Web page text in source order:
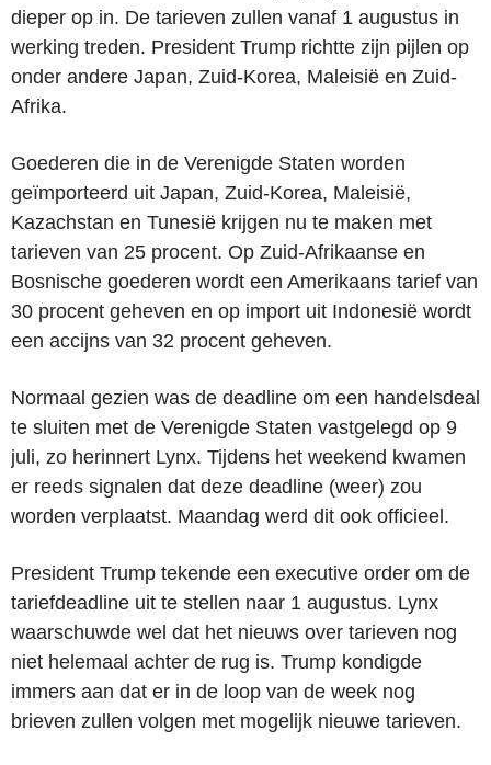
dieper op in. De tarieven zullen vanaf 1 augustus in
werking treden. President Trump richtte zijn pijlen op
onder andere Japan, Zuid-Korea, Maleisië en Zuid-
Afrika.
Goederen die in de Verenigde Staten worden
geïmporteerd uit Japan, Zuid-Korea, Maleisië,
Kazachstan en Tunesië krijgen nu te maken met
tarieven van 25 procent. Op Zuid-Afrikaanse en
Bosnische goederen wordt een Amerikaans tarief van
30 procent geheven en op import uit Indonesië wordt
een accijns van 32 procent geheven.
Normaal gezien was de deadline om een handelsdeal
te sluiten met de Verenigde Staten vastgelegd op 9
juli, zo herinnert Lynx. Tijdens het weekend kwamen
er reeds signalen dat deze deadline (weer) zou
worden verplaatst. Maandag werd dit ook officieel.
President Trump tekende een executive order om de
tariefdeadline uit te stellen naar 1 augustus. Lynx
waarschuwde wel dat het nieuws over tarieven nog
niet helemaal achter de rug is. Trump kondigde
immers aan dat er in de loop van de week nog
brieven zullen volgen met mogelijk nieuwe tarieven.